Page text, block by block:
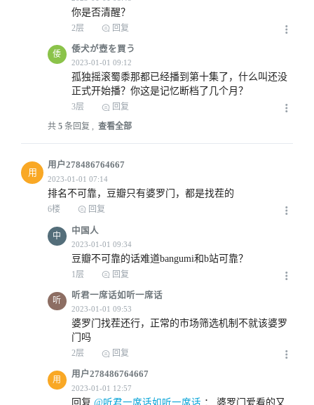
你是否清醒？
2层 回复
倭
倭犬が壺を買う
孤独摇滚蜀黍那都已经播到第十集了，什么叫还没
正式开始播？你这是记忆断档了几个月？
3层
回复
共 5 条回复 , 查看全部
用
用户278486764667
排名不可靠，豆瓣只有婆罗门，都是找茬的
6楼 回复
中
中国人
豆瓣不可靠的话难道bangumi和b站可靠？
1层 回复
听
听君一席话如听一席话
婆罗门找茬还行，正常的市场筛选机制不就该婆罗
门吗
2层 回复
用
用户278486764667
回复 @听君一席话如听一席话 ： 婆罗门爱看的又